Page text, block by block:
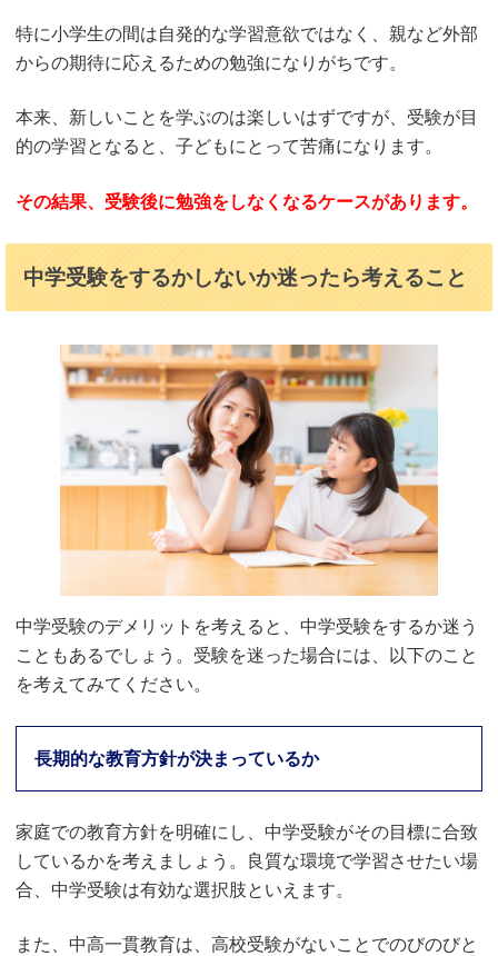
特に小学生の間は自発的な学習意欲ではなく、親など外部
からの期待に応えるための勉強になりがちです。
本来、新しいことを学ぶのは楽しいはずですが、受験が目
的の学習となると、子どもにとって苦痛になります。
その結果、受験後に勉強をしなくなるケースがあります。
中学受験をするかしないか迷ったら考えること
中学受験のデメリットを考えると、中学受験をするか迷う
こともあるでしょう。受験を迷った場合には、以下のこと
を考えてみてください。
長期的な教育方針が決まっているか
家庭での教育方針を明確にし、中学受験がその目標に合致
しているかを考えましょう。良質な環境で学習させたい場
合、中学受験は有効な選択肢といえます。
また、中高一貫教育は、高校受験がないことでのびのびと